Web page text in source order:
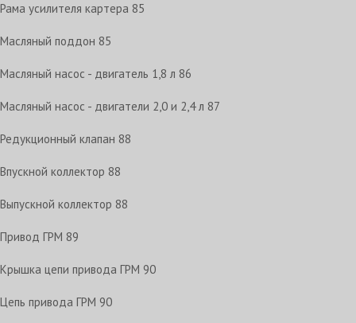
Рама усилителя картера 85
Масляный поддон 85
Масляный насос - двигатель 1,8 л 86
Масляный насос - двигатели 2,0 и 2,4 л 87
Редукционный клапан 88
Впускной коллектор 88
Выпускной коллектор 88
Привод ГРМ 89
Крышка цепи привода ГРМ 90
Цепь привода ГРМ 90